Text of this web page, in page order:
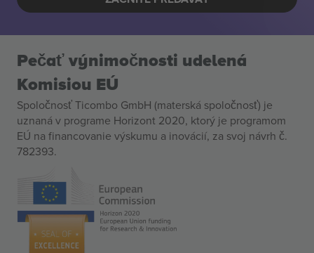
Pečať výnimočnosti udelená
Komisiou EÚ
Spoločnosť Ticombo GmbH (materská spoločnosť) je
uznaná v programe Horizont 2020, ktorý je programom
EÚ na financovanie výskumu a inovácií, za svoj návrh č.
782393.